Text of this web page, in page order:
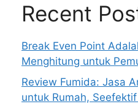
Recent
Break Even Point
Menghitung untuk
Review Fumida: Jasa
untuk Rumah,